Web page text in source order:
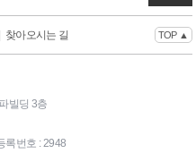
찾아오시는 길 TOP ▲
빌딩 3층
록번호 : 2948